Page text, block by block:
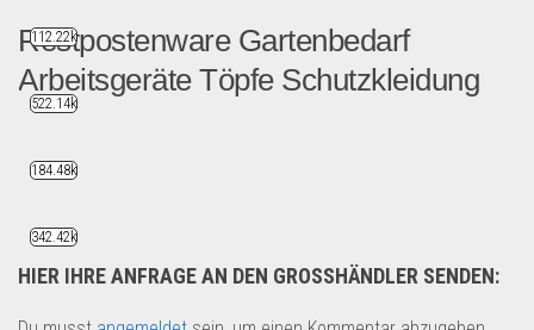
Restpostenware Gartenbedarf
Arbeitsgeräte Töpfe Schutzkleidung
Restposten
HIER IHRE ANFRAGE AN DEN GROSSHÄNDLER SENDEN:
112.22k
522.14k
184.48k
342.42k